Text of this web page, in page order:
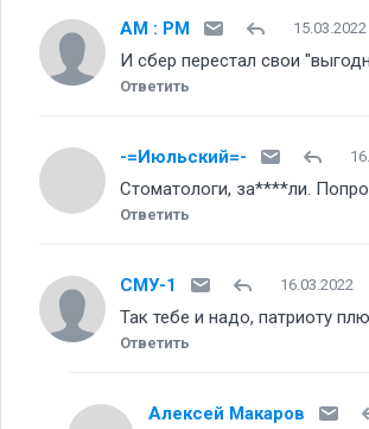
AM : PM 15.03.2022
И сбер перестал свои
Ответить
-=Июльский=-
Стоматологи, за****ли.
Ответить
СМУ-1 16.03.2022
Так тебе и надо, патриоту
Ответить
Алексей Макаров